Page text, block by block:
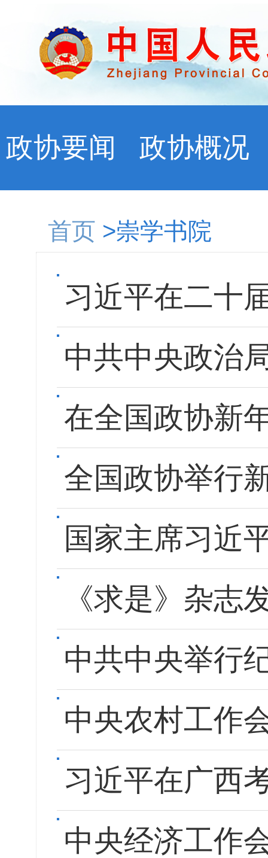
政协要闻 政协概况
首页 >崇学书院
习近平在二十
中共中央政治
在全国政协新
全国政协举行
国家主席习近
《求是》杂
中共中央举行
中央农村工作
习近平在广西
中央经济工作